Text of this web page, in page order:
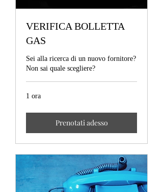
VERIFICA BOLLETTA
GAS
Sei alla ricerca di un nuovo fornitore?
Non sai quale scegliere?
1 ora
Prenotati adesso